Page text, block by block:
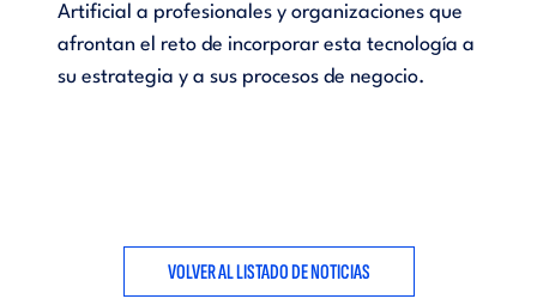
Artificial a profesionales y organizaciones que
afrontan el reto de incorporar esta tecnología a
su estrategia y a sus procesos de negocio.
VOLVER AL LISTADO DE NOTICIAS